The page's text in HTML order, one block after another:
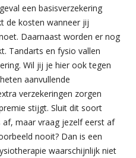
een basisverzekering
de kosten wanneer jij
Daarnaast worden er nog
Tandarts en fysio vallen
Wil jij je hier ook tegen
aanvullende
verzekeringen zorgen
stijgt. Sluit dit soort
maar vraag jezelf eerst af
nooit? Dan is een
waarschijnlijk niet